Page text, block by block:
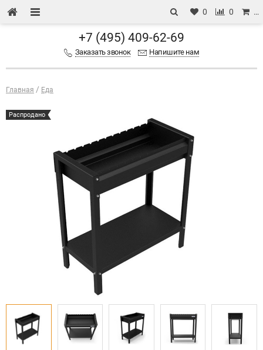
0 0 …
+7 (495) 409-62-69
Заказать звонок Напишите нам
Главная Еда
Распродано